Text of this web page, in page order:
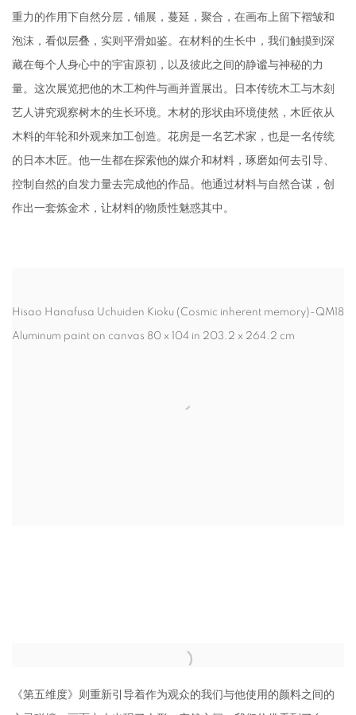
重力的作用下自然分层，铺展，蔓延，聚合，在画布上留下褶皱和
泡沫，看似层叠，实则平滑如鉴。在材料的生长中，我们触摸到深
藏在每个人身心中的宇宙原初，以及彼此之间的静谧与神秘的力
量。这次展览把他的木工构件与画并置展出。日本传统木工与木刻
艺人讲究观察树木的生长环境。木材的形状由环境使然，木匠依从
木料的年轮和外观来加工创造。花房是一名艺术家，也是一名传统
的日本木匠。他一生都在探索他的媒介和材料，琢磨如何去引导、
控制自然的自发力量去完成他的作品。他通过材料与自然合谋，创
作出一套炼金术，让材料的物质性魅惑其中。
Hisao Hanafusa Uchuiden Kioku (Cosmic inherent memory)-QM18
Aluminum paint on canvas 80 x 104 in 203.2 x 264.2 cm
《第五维度》则重新引导着作为观众的我们与他使用的颜料之间的